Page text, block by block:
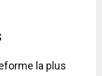
la plus